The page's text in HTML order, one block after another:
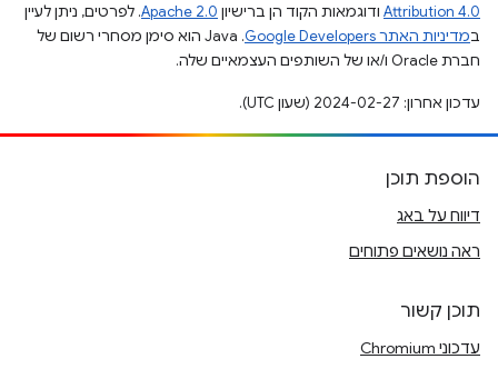
Attribution 4.0 ודוגמאות הקוד הן ברישיון Apache 2.0. לפרטים, ניתן לעיין
במדיניות האתר Google Developers‏
.‏ Java הוא סימן מסחרי רשום של
חברת Oracle ו/או של השותפים העצמאיים שלה.
עדכון אחרון: 2024-02-27 (שעון UTC).
הוספת תוכן
דיווח על באג
ראה נושאים פתוחים
תוכן קשור
עדכוני Chromium